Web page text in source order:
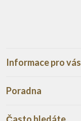
Informace pro vás
Poradna